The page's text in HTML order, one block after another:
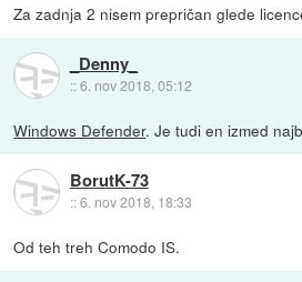
Za zadnja 2 nisem prepričan glede
_Denny_
::6. nov 2018, 05:12
Windows Defender. Je tudi en izmed
BorutK-73
::6. nov 2018, 18:33
Od teh treh Comodo IS.